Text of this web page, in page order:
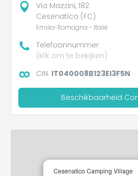
Via Mazzini, 182
Cesenatico (FC)
Emilia-Romagna - Italië
Telefoonnummer
(klik om te bekijken)
CIN: IT040008B123EI3F5N
Beschikbaarheid
Cesenatico Camping Village